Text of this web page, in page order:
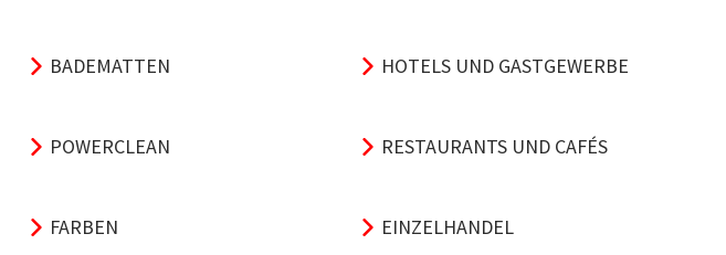
BADEMATTEN
POWERCLEAN
FARBEN
HOTELS UND GASTGEWERBE
RESTAURANTS UND CAFÉS
EINZELHANDEL